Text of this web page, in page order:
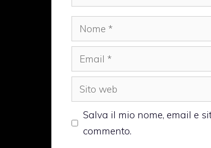
Nome
Email
Sito
web
Salva il mio nome, email e
commento.